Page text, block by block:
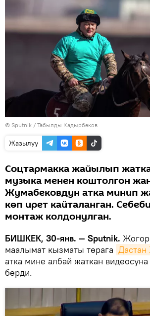
© Sputnik / Табылды Кадырбеков
Жазылуу
Соцтармакка жайылып
музыка менен коштолгон
Жумабековдун атка минип
көп ирет кайталанган.
монтаж колдонулган.
БИШКЕК, 30-янв. — Sputnik.
маалымат кызматы төрага
атка мине албай жаткан
берди.